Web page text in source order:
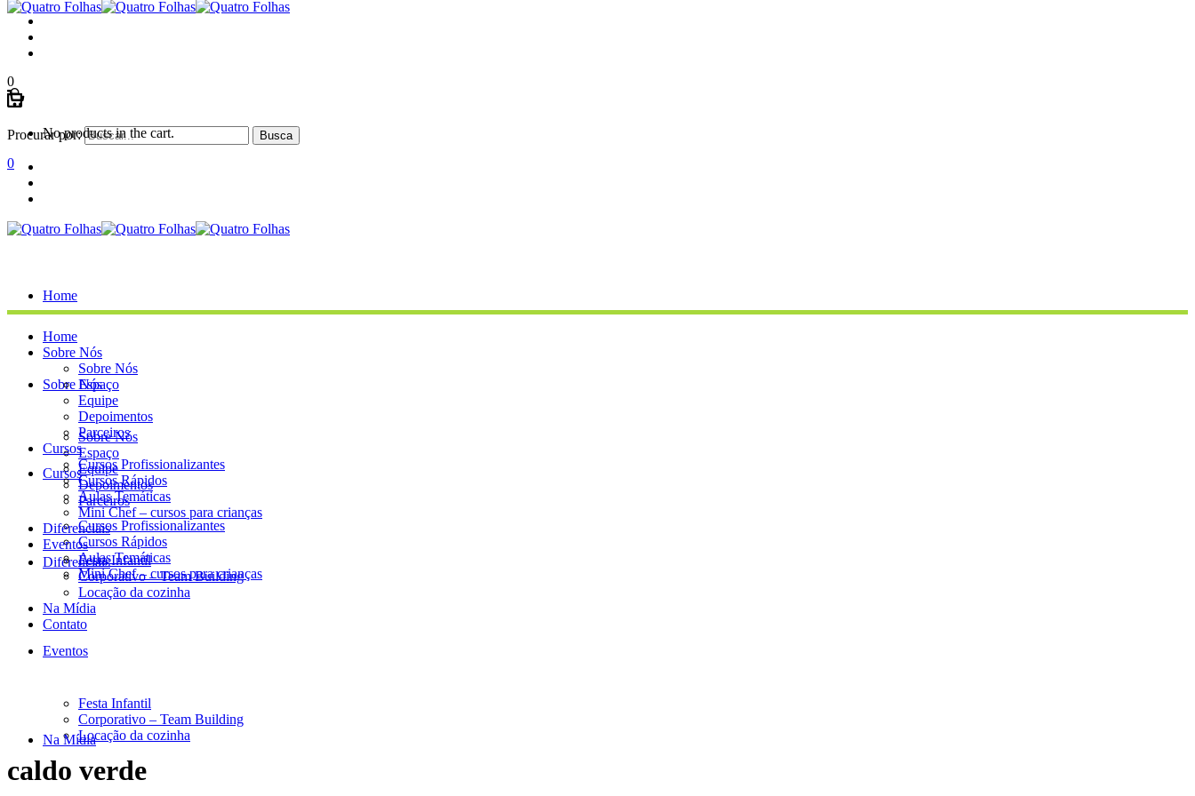
0
No products in the cart.
0
Procurar por:
Home
Sobre Nós
Sobre Nós
Espaço
Equipe
Depoimentos
Parceiros
Cursos
Cursos Profissionalizantes
Cursos Rápidos
Aulas Temáticas
Mini Chef – cursos para crianças
Diferenciais
Eventos
Festa Infantil
Corporativo – Team Building
Locação da cozinha
Na Mídia
Home
Sobre Nós
Sobre Nós
Espaço
Equipe
Depoimentos
Parceiros
Cursos
Cursos Profissionalizantes
Cursos Rápidos
Aulas Temáticas
Mini Chef – cursos para crianças
Diferenciais
Eventos
Festa Infantil
Corporativo – Team Building
Locação da cozinha
Na Mídia
Contato
caldo verde